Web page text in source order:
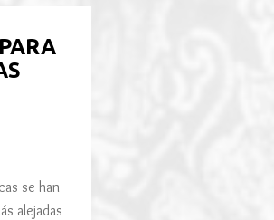
se han
alejadas